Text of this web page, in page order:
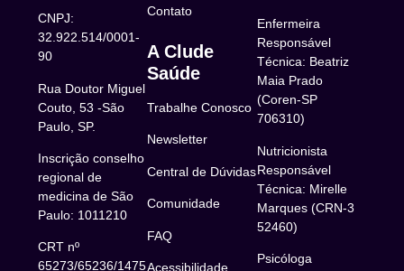
CNPJ:
32.922.514/0001-
90
Rua Doutor Miguel
Couto, 53 -São
Paulo, SP.
Inscrição conselho
regional de
medicina de São
Paulo: 1011210
CRT nº
65273/65236/147516
Contato
A Clude
Saúde
Trabalhe Conosco
Newsletter
Central de Dúvidas
Comunidade
FAQ
Acessibilidade
Enfermeira
Responsável
Técnica: Beatriz
Maia Prado
(Coren-SP
706310)
Nutricionista
Responsável
Técnica: Mirelle
Marques (CRN-3
52460)
Psicóloga